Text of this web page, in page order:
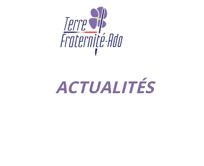
ACTUALITÉS